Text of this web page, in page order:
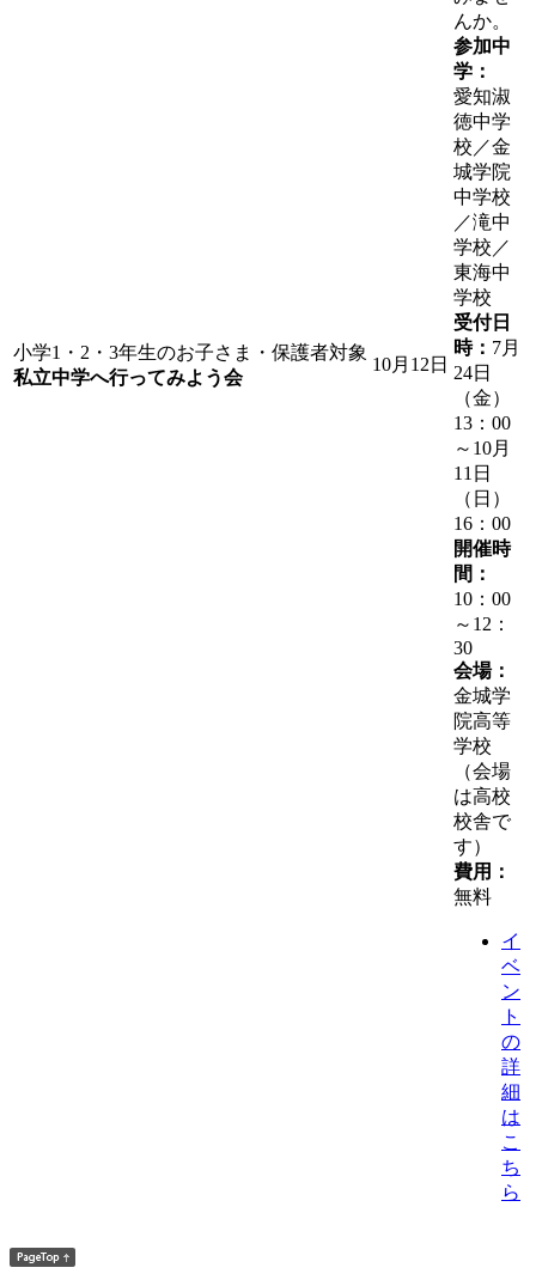
小学1・2・3年生のお子さま・保護者対象
私立中学へ行ってみよう会
10月12日
んか。
参加中
学：
愛知淑
徳中学
校／金
城学院
中学校
／滝中
学校／
東海中
学校
受付日
時： 7月
24日
（金）
13：00
～10月
11日
（日）
16：00
開催時
間：
10：00
～12：
30
会場：
金城学
院高等
学校
（会場
は高校
校舎で
す）
費用：
無料
イ
ベ
ン
ト
の
詳
細
は
こ
ち
ら